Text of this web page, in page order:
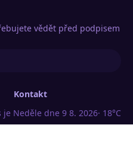
vědět před podpisem
Kontakt
je Neděle dne 9 8. 2026· 18°C